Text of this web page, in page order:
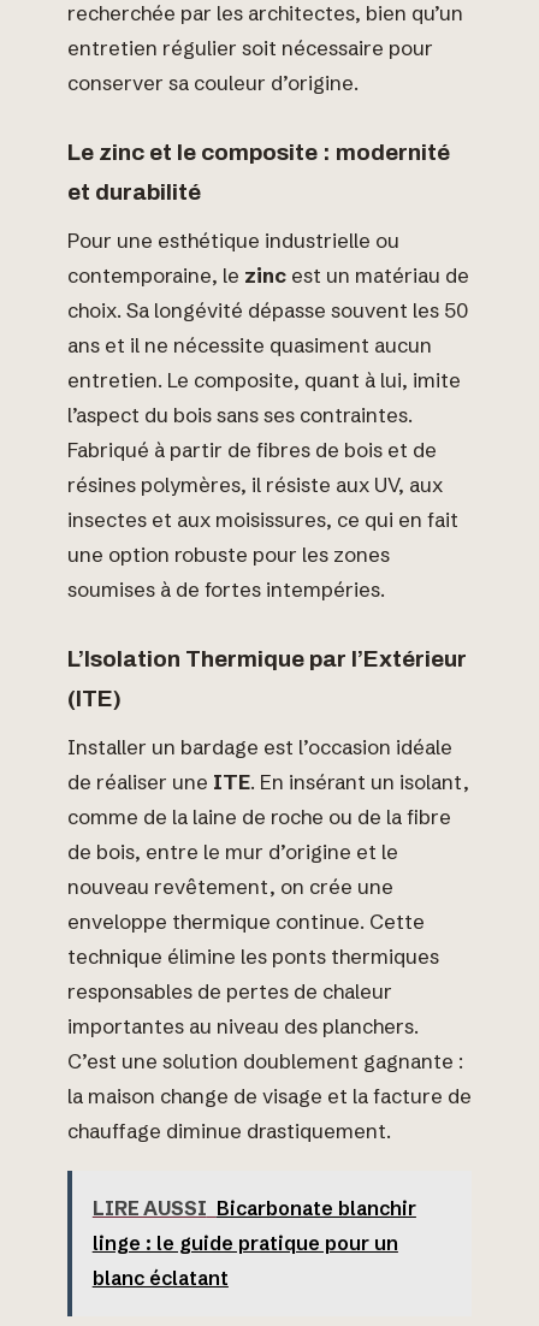
recherchée par les architectes, bien qu’un
entretien régulier soit nécessaire pour
conserver sa couleur d’origine.
Le zinc et le composite : modernité
et durabilité
Pour une esthétique industrielle ou
contemporaine, le zinc est un matériau de
choix. Sa longévité dépasse souvent les 50
ans et il ne nécessite quasiment aucun
entretien. Le composite, quant à lui, imite
l’aspect du bois sans ses contraintes.
Fabriqué à partir de fibres de bois et de
résines polymères, il résiste aux UV, aux
insectes et aux moisissures, ce qui en fait
une option robuste pour les zones
soumises à de fortes intempéries.
L’Isolation Thermique par l’Extérieur
(ITE)
Installer un bardage est l’occasion idéale
de réaliser une ITE. En insérant un isolant,
comme de la laine de roche ou de la fibre
de bois, entre le mur d’origine et le
nouveau revêtement, on crée une
enveloppe thermique continue. Cette
technique élimine les ponts thermiques
responsables de pertes de chaleur
importantes au niveau des planchers.
C’est une solution doublement gagnante :
la maison change de visage et la facture de
chauffage diminue drastiquement.
LIRE AUSSI Bicarbonate blanchir
linge : le guide pratique pour un
blanc éclatant